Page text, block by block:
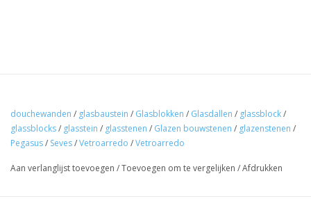
douchewanden / glasbaustein / Glasblokken / Glasdallen / glassblock/
glassblocks/ glasstein / glasstenen / Glazen bouwstenen / glazenstenen /
Pegasus/ Seves/Vetroarredo /Vetroarredo
Aan verlanglijst toevoegen /Toevoegen om te vergelijken /Afdrukken